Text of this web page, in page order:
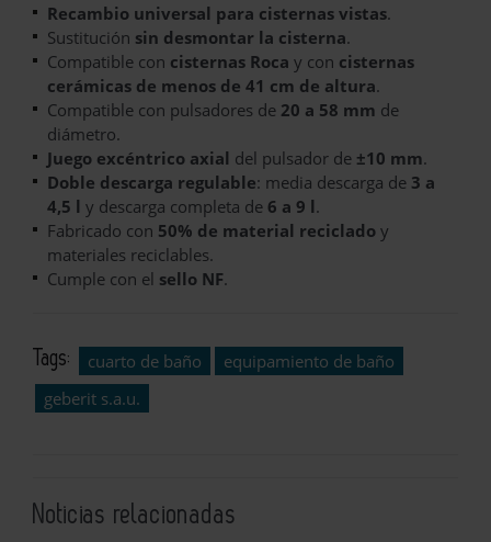
Recambio universal para cisternas vistas.
Sustitución sin desmontar la cisterna.
Compatible con cisternas Roca y con cisternas
cerámicas de menos de 41 cm de altura.
Compatible con pulsadores de 20 a 58 mm de
diámetro.
Juego excéntrico axial del pulsador de ±10 mm.
Doble descarga regulable: media descarga de 3 a
4,5 l y descarga completa de 6 a 9 l.
Fabricado con 50% de material reciclado y
materiales reciclables.
Cumple con el sello NF.
Tags: cuarto de baño
equipamiento de baño
geberit s.a.u.
Noticias relacionadas